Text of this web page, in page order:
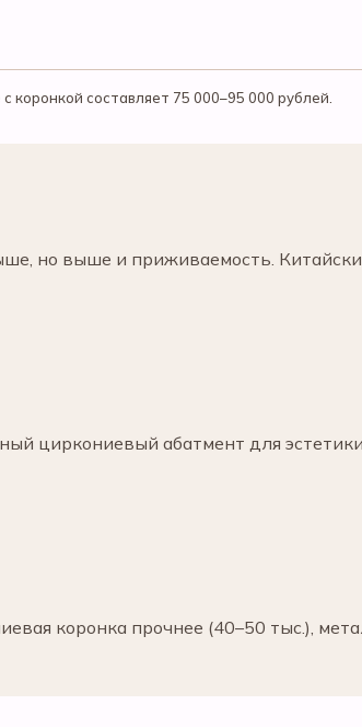
составляет 75 000–95 000 рублей.
но выше и приживаемость.
циркониевый абатмент для
коронка прочнее (40–50 тыс.),